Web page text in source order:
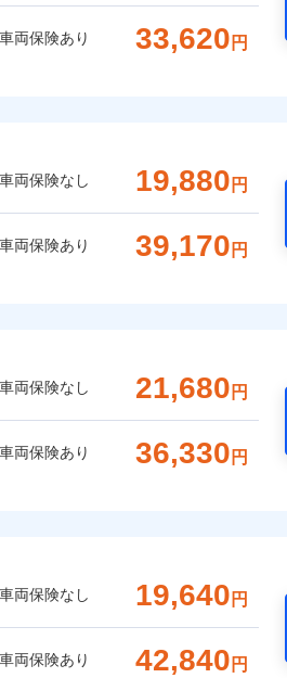
車両保険あり 33,620 円
車両保険なし 19,880 円
車両保険あり 39,170 円
車両保険なし 21,680 円
車両保険あり 36,330 円
車両保険なし 19,640 円
車両保険あり 42,840 円